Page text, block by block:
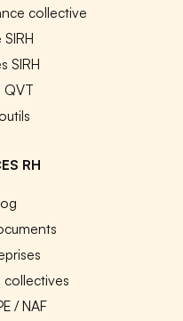
collective
SIRH
QVT
RH
/ NAF